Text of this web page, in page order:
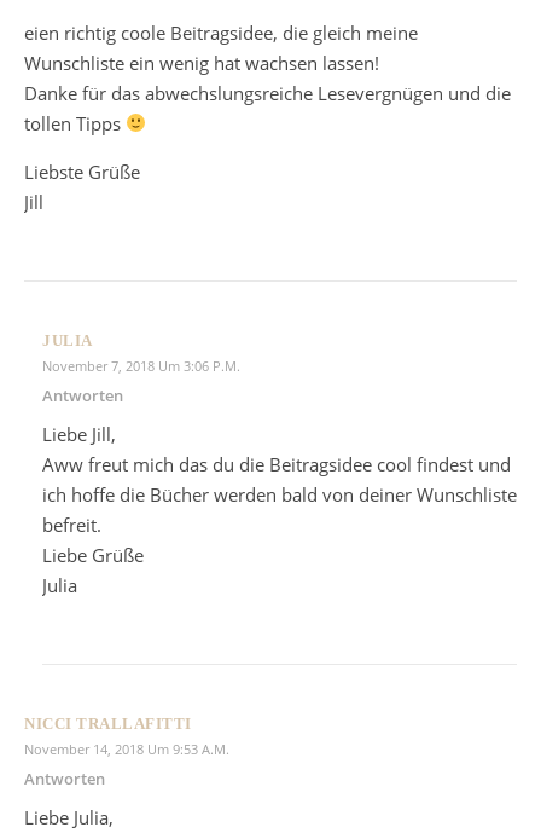
eien richtig coole Beitragsidee, die gleich meine
Wunschliste ein wenig hat wachsen lassen!
Danke für das abwechslungsreiche Lesevergnügen und die
tollen Tipps
Liebste Grüße
Jill
JULIA
November 7, 2018 Um 3:06 P.m.
Antworten
Liebe Jill,
Aww freut mich das du die Beitragsidee cool findest und
ich hoffe die Bücher werden bald von deiner Wunschliste
befreit.
Liebe Grüße
Julia
NICCI TRALLAFITTI
November 14, 2018 Um 9:53 A.m.
Antworten
Liebe Julia,